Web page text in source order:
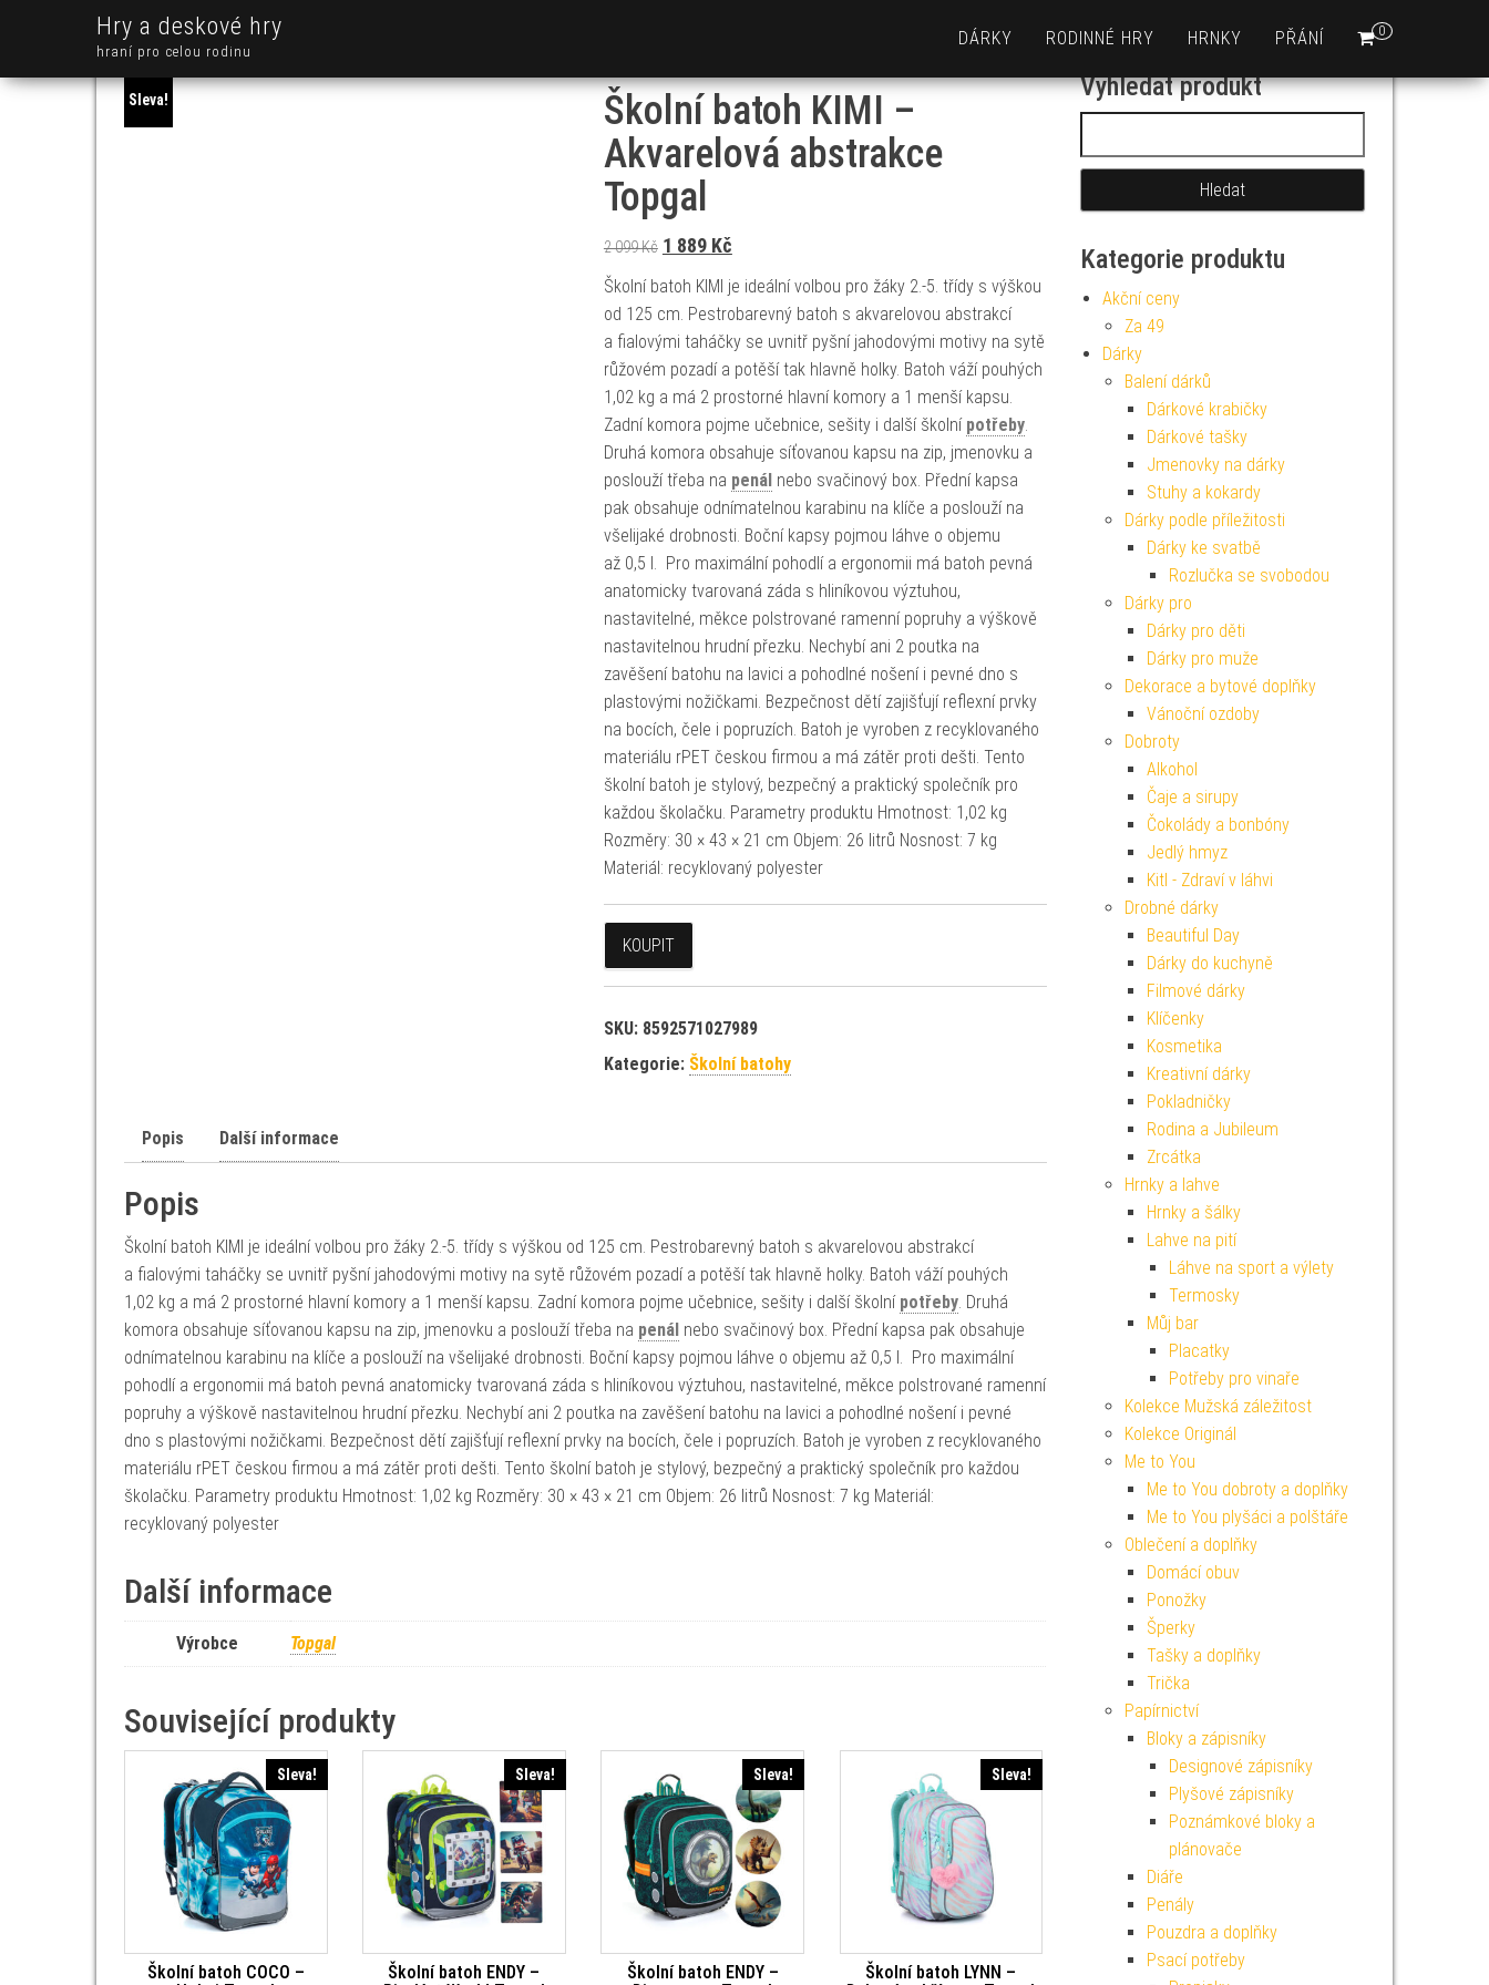
Hry a deskové hry
hraní pro celou rodinu
0
DÁRKY RODINNÉ HRY HRNKY PŘÁNÍ
Sleva!
Školní batoh KIMI –
Akvarelová abstrakce
Topgal
2 099Kč Původní cena byla: 2 099 Kč.
1 889 KčAktuální cena je: 1 889 Kč.
Školní batoh KIMI je ideální volbou pro žáky 2.-5. třídy s výškou
od 125 cm. Pestrobarevný batoh s akvarelovou abstrakcí
a fialovými taháčky se uvnitř pyšní jahodovými motivy na sytě
růžovém pozadí a potěší tak hlavně holky. Batoh váží pouhých
1,02 kg a má 2 prostorné hlavní komory a 1 menší kapsu.
Zadní komora pojme učebnice, sešity i další školní potřeby.
Druhá komora obsahuje síťovanou kapsu na zip, jmenovku a
poslouží třeba na penálnebo svačinový box. Přední kapsa
pak obsahuje odnímatelnou karabinu na klíče a poslouží na
všelijaké drobnosti. Boční kapsy pojmou láhve o objemu
až 0,5 l. Pro maximální pohodlí a ergonomii má batoh pevná
anatomicky tvarovaná záda s hliníkovou výztuhou,
nastavitelné, měkce polstrované ramenní popruhy a výškově
nastavitelnou hrudní přezku. Nechybí ani 2 poutka na
zavěšení batohu na lavici a pohodlné nošení i pevné dno s
plastovými nožičkami. Bezpečnost dětí zajišťují reflexní prvky
na bocích, čele i popruzích. Batoh je vyroben z recyklovaného
materiálu rPET českou firmou a má zátěr proti dešti. Tento
školní batoh je stylový, bezpečný a praktický společník pro
každou školačku. Parametry produktu Hmotnost: 1,02 kg
Rozměry: 30 × 43 × 21 cm Objem: 26 litrů Nosnost: 7 kg
Materiál: recyklovaný polyester
KOUPIT
SKU: 8592571027989
Kategorie: Školní batohy
Popis Další informace
Popis
Školní batoh KIMI je ideální volbou pro žáky 2.-5. třídy s výškou od 125 cm. Pestrobarevný batoh s akvarelovou abstrakcí
a fialovými taháčky se uvnitř pyšní jahodovými motivy na sytě růžovém pozadí a potěší tak hlavně holky. Batoh váží pouhých
1,02 kg a má 2 prostorné hlavní komory a 1 menší kapsu. Zadní komora pojme učebnice, sešity i další školní potřeby. Druhá
komora obsahuje síťovanou kapsu na zip, jmenovku a poslouží třeba na penál nebo svačinový box. Přední kapsa pak obsahuje
odnímatelnou karabinu na klíče a poslouží na všelijaké drobnosti. Boční kapsy pojmou láhve o objemu až 0,5 l. Pro maximální
pohodlí a ergonomii má batoh pevná anatomicky tvarovaná záda s hliníkovou výztuhou, nastavitelné, měkce polstrované ramenní
popruhy a výškově nastavitelnou hrudní přezku. Nechybí ani 2 poutka na zavěšení batohu na lavici a pohodlné nošení i pevné
dno s plastovými nožičkami. Bezpečnost dětí zajišťují reflexní prvky na bocích, čele i popruzích. Batoh je vyroben z recyklovaného
materiálu rPET českou firmou a má zátěr proti dešti. Tento školní batoh je stylový, bezpečný a praktický společník pro každou
školačku. Parametry produktu Hmotnost: 1,02 kg Rozměry: 30 × 43 × 21 cm Objem: 26 litrů Nosnost: 7 kg Materiál:
recyklovaný polyester
Další informace
Výrobce Topgal
Související produkty
Sleva!
Školní batoh COCO –
Sleva!
Školní batoh ENDY –
Sleva!
Školní batoh ENDY –
Sleva!
Školní batoh LYNN –
Vyhledat produkt
Kategorie produktu
Akční ceny
Za 49
Dárky
Balení dárků
Dárkové krabičky
Dárkové tašky
Jmenovky na dárky
Stuhy a kokardy
Dárky podle příležitosti
Dárky ke svatbě
Rozlučka se svobodou
Dárky pro
Dárky pro děti
Dárky pro muže
Dekorace a bytové doplňky
Vánoční ozdoby
Dobroty
Alkohol
Čaje a sirupy
Čokolády a bonbóny
Jedlý hmyz
Kitl - Zdraví v láhvi
Drobné dárky
Beautiful Day
Dárky do kuchyně
Filmové dárky
Klíčenky
Kosmetika
Kreativní dárky
Pokladničky
Rodina a Jubileum
Zrcátka
Hrnky a lahve
Hrnky a šálky
Lahve na pití
Láhve na sport a výlety
Termosky
Můj bar
Placatky
Potřeby pro vinaře
Kolekce Mužská záležitost
Kolekce Originál
Me to You
Me to You dobroty a doplňky
Me to You plyšáci a polštáře
Oblečení a doplňky
Domácí obuv
Ponožky
Šperky
Tašky a doplňky
Trička
Papírnictví
Bloky a zápisníky
Designové zápisníky
Plyšové zápisníky
Poznámkové bloky a
plánovače
Diáře
Penály
Pouzdra a doplňky
Psací potřeby